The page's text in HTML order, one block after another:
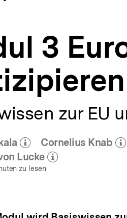
3
zur EU
zum Autor)
öffnen
Cornelius Knab
(Mehr
Lucke
(Mehr zum Autor)
öffnen
zu lesen